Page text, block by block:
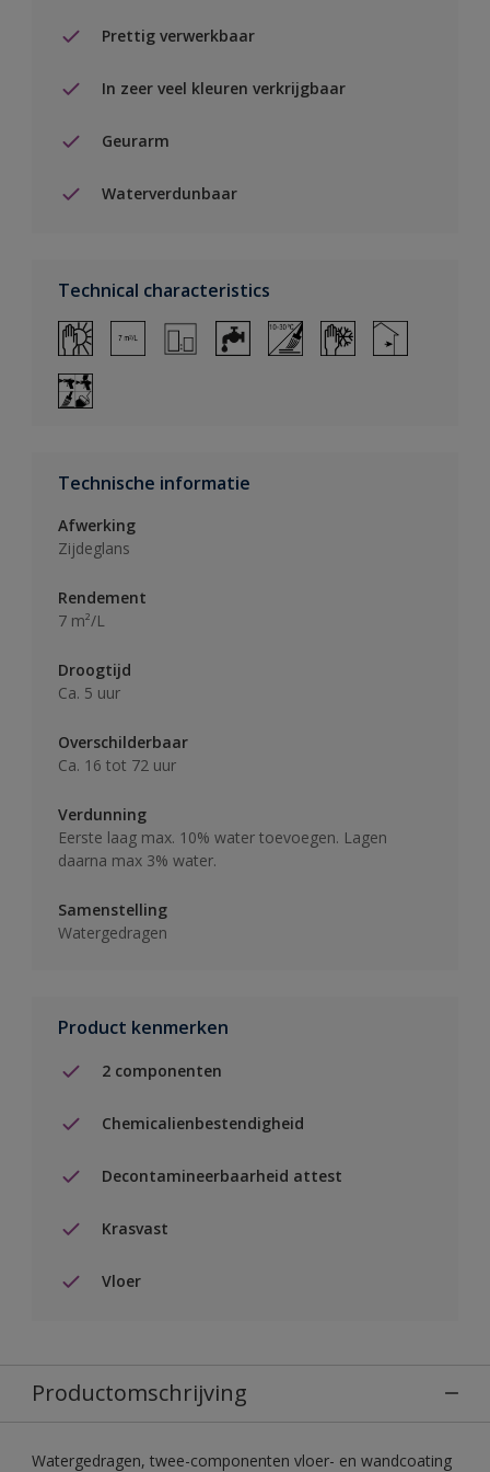
Prettig verwerkbaar
In zeer veel kleuren verkrijgbaar
Geurarm
Waterverdunbaar
Technical characteristics
Technische informatie
Afwerking
Zijdeglans
Rendement
7 m²/L
Droogtijd
Ca. 5 uur
Overschilderbaar
Ca. 16 tot 72 uur
Verdunning
Eerste laag max. 10% water toevoegen. Lagen
daarna max 3% water.
Samenstelling
Watergedragen
Product kenmerken
2 componenten
Chemicalienbestendigheid
Decontamineerbaarheid attest
Krasvast
Vloer
Productomschrijving
Watergedragen, twee-componenten vloer- en wandcoating